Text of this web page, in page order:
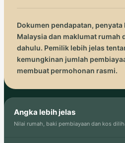
Dokumen pendapatan,
Malaysia dan maklumat rumah
dahulu. Pemilik lebih jelas
kemungkinan jumlah
membuat permohonan rasmi.
Angka lebih jelas
Nilai rumah, baki pembiayaan dan kos